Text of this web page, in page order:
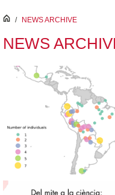
inici
/ NEWS ARCHIVE
NEWS